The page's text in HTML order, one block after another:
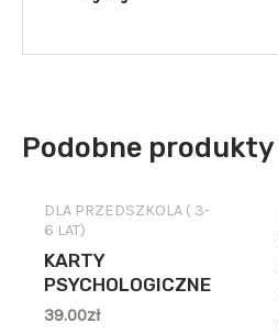
Podobne produkty
DLA PRZEDSZKOLA ( 3-
6 LAT)
KARTY
PSYCHOLOGICZNE
39.00zł